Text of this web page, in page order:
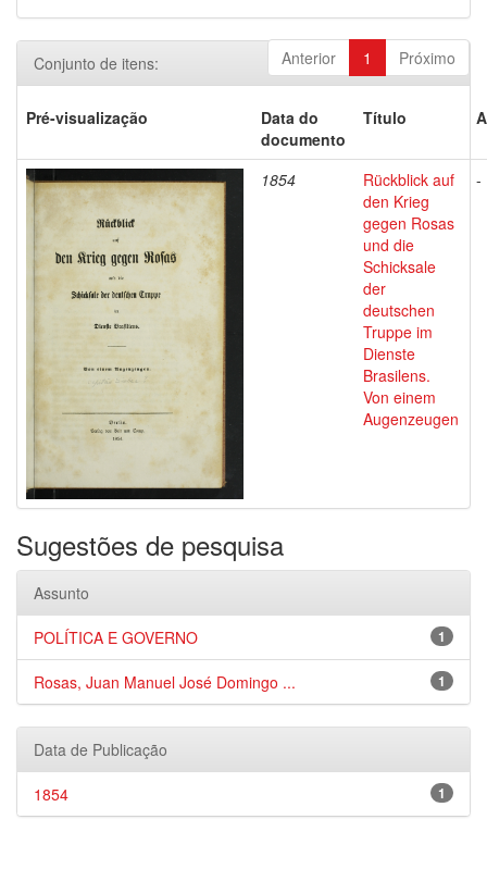
Anterior 1 Próximo
Conjunto de itens:
Pré-visualização
Data do
documento
Título
1854
Rückblick auf
den Krieg
gegen Rosas
und die
Schicksale
der
deutschen
Truppe im
Dienste
Brasilens.
Von einem
Augenzeugen
-
Sugestões de pesquisa
Assunto
1
POLÍTICA E GOVERNO
1
Rosas, Juan Manuel José Domingo ...
Data de Publicação
1
1854